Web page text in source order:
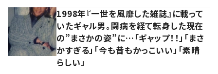
1998年『一世を風靡した雑誌』に載って
いたギャル男。闘病を経て転身した現在
の”まさかの姿”に…「ギャップ！！」「まさ
かすぎる」「今も昔もかっこいい」「素晴
らしい」